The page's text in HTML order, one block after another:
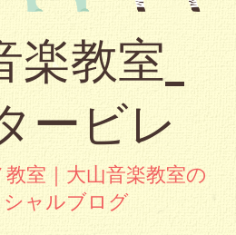
教室_
ービレ
室｜大山音楽教室の
ャルブログ